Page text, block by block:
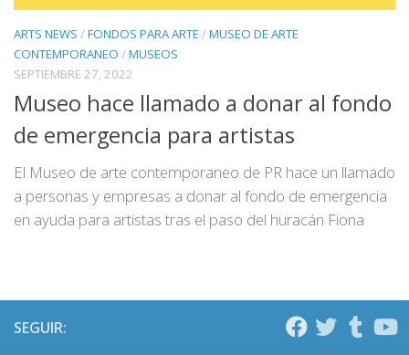
ARTS NEWS /FONDOS PARA ARTE /MUSEO DE ARTE
CONTEMPORANEO /MUSEOS
SEPTIEMBRE 27, 2022
Museo hace llamado a donar al fondo
de emergencia para artistas
El Museo de arte contemporaneo de PR hace un llamado
a personas y empresas a donar al fondo de emergencia
en ayuda para artistas tras el paso del huracán Fiona
SEGUIR: